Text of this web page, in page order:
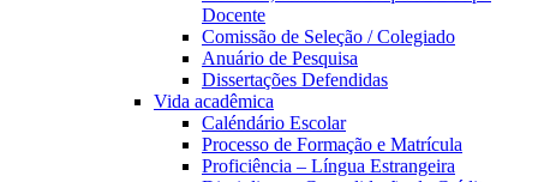
Docente
Comissão de Seleção / Colegiado
Anuário de Pesquisa
Dissertações Defendidas
Vida acadêmica
Caléndário Escolar
Processo de Formação e Matrícula
Proficiência – Língua Estrangeira